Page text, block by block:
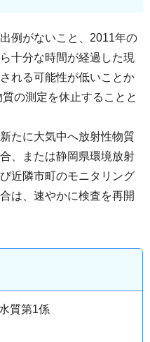
例がないこと、2011年の
十分な時間が経過した現
れる可能性が低いことか
の測定を休止することと
たに大気中へ放射性物質
、または静岡県環境放射
近隣市町のモニタリング
は、速やかに検査を再開
質第1係